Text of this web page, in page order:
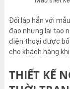
Đối lập hẳn với
đạo nhưng lại tạo
điện thoại được
cho khách hàng
THIẾT KẾ